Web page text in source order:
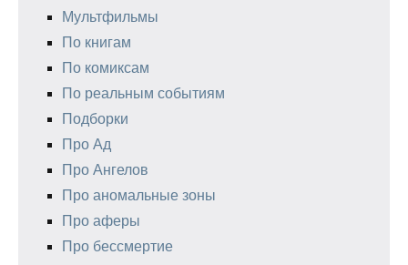
Мультфильмы
По книгам
По комиксам
По реальным событиям
Подборки
Про Ад
Про Ангелов
Про аномальные зоны
Про аферы
Про бессмертие